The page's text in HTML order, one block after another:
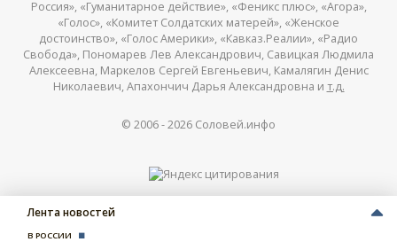
Лента новостей
В РОССИИ
Россия», «Гуманитарное действие», «Феникс плюс», «Агора»,
«Голос», «Комитет Солдатских матерей», «Женское
достоинство», «Голос Америки», «Кавказ.Реалии», «Радио
Свобода», Пономарев Лев Александрович, Савицкая Людмила
Алексеевна, Маркелов Сергей Евгеньевич, Камалягин Денис
Николаевич, Апахончич Дарья Александровна и т.д.
© 2006 -2026 Соловей.инфо